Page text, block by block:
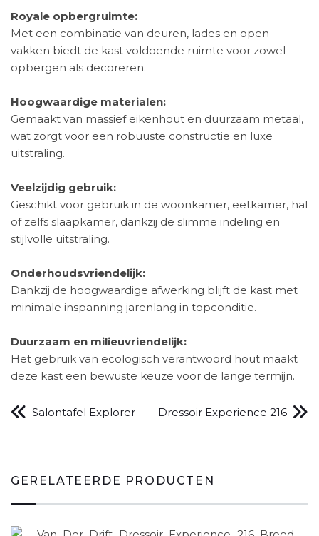
Royale opbergruimte:
Met een combinatie van deuren, lades en open
vakken biedt de kast voldoende ruimte voor zowel
opbergen als decoreren.
Hoogwaardige materialen:
Gemaakt van massief eikenhout en duurzaam metaal,
wat zorgt voor een robuuste constructie en luxe
uitstraling.
Veelzijdig gebruik:
Geschikt voor gebruik in de woonkamer, eetkamer, hal
of zelfs slaapkamer, dankzij de slimme indeling en
stijlvolle uitstraling.
Onderhoudsvriendelijk:
Dankzij de hoogwaardige afwerking blijft de kast met
minimale inspanning jarenlang in topconditie.
Duurzaam en milieuvriendelijk:
Het gebruik van ecologisch verantwoord hout maakt
deze kast een bewuste keuze voor de lange termijn.
Salontafel Explorer Dressoir Experience 216
GERELATEERDE PRODUCTEN